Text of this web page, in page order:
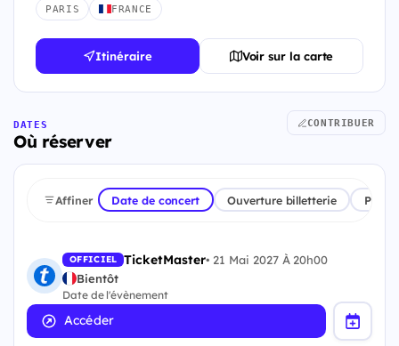
PARIS FRANCE
Itinéraire Voir sur la carte
DATES
Où réserver
CONTRIBUER
Affiner Date de concert Ouverture billetterie
OFFICIEL TicketMaster• 21 Mai 2027 À 20h00
Bientôt
Date de l'évènement
Accéder